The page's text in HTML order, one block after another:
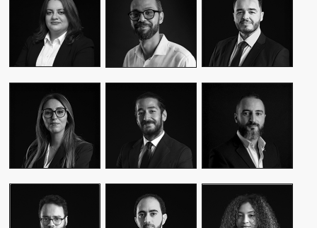
CHIEF FINANCIAL
OFFICER
MANAGING
DIRECTOR
DIRECTOR OF
OPERATIONS –
PUBLIC RELATIONS
MOUNA EL AZIM
DIRECTOR OF
OPERATIONS
AMINE LAGSSIR
STRATEGY
DIRECTOR
KARIM BENKIRAN
CHIEF CREATIVE
OFFICER
MEKHTOUME
PMO CHANGE &
WALID BAHYA
BUSINESS LEAD
GROUP
SAMI SABER
MEDIA RELATIONS
DIRECTOR